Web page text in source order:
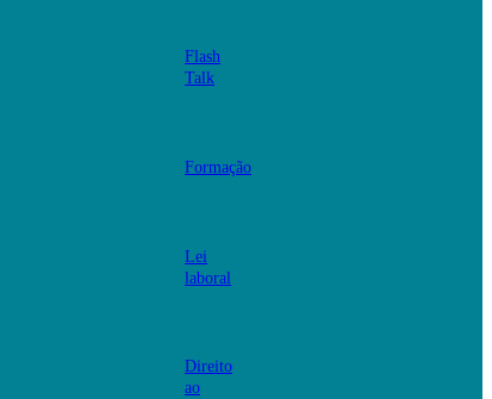
Flash
Talk
Formação
Lei
laboral
Direito
ao